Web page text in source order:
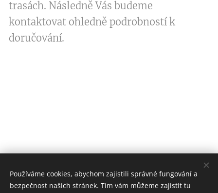
trasách. Následně Vás budeme
kontaktovat ohledně podrobností k
doručování.
Používáme cookies, abychom zajistili správné fungování a
bezpečnost našich stránek. Tím vám můžeme zajistit tu